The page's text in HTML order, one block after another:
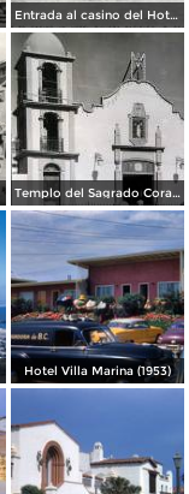
Entrada al casino del Hotel Riviera Pacífico
Templo del Sagrado Corazon.
Hotel Villa Marina (1953)